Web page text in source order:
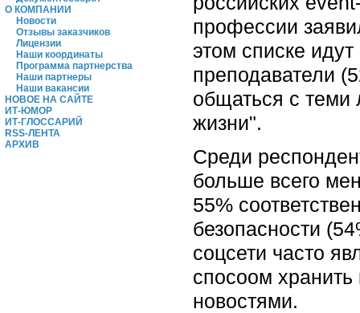
О КОМПАНИИ
Новости
Отзывы заказчиков
Лицензии
Наши координаты
Программа партнерства
Наши партнеры
Наши вакансии
НОВОЕ НА САЙТЕ
ИТ-ЮМОР
ИТ-ГЛОССАРИЙ
RSS-ЛЕНТА
АРХИВ
профессии
этом списке
преподаватели
общаться с теми
жизни".
Среди
больше всего
55%
безопасности
соцсети часто
спосоом
новостями.